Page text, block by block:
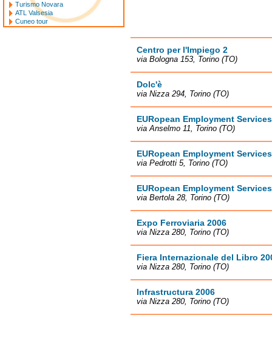
Centro per l'Impiego 2
via Bologna 153, Torino (TO)
Dolc'è
via Nizza 294, Torino (TO)
EURopean Employment Services
via Anselmo 11, Torino (TO)
EURopean Employment
via Pedrotti 5, Torino (TO)
EURopean Employment
via Bertola 28, Torino (TO)
Expo Ferroviaria 2006
via Nizza 280, Torino (TO)
Fiera Internazionale del Libro
via Nizza 280, Torino (TO)
Infrastructura 2006
via Nizza 280, Torino (TO)
Turismo Novara
ATL Valsesia
Cuneo tour